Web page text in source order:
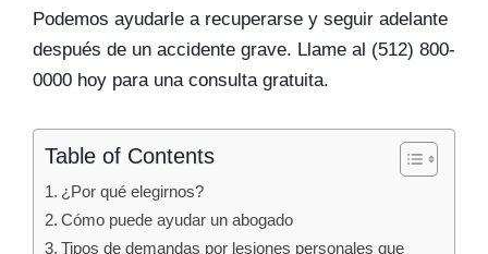
Podemos ayudarle a recuperarse y seguir adelante
después de un accidente grave. Llame al (512) 800-
0000 hoy para una consulta gratuita.
Table of Contents
¿Por qué elegirnos?
Cómo puede ayudar un abogado
Tipos de demandas por lesiones personales que